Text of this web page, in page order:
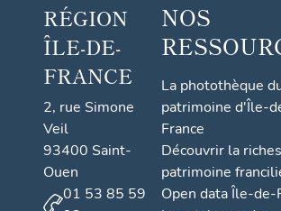
RÉGION
ÎLE-DE-
FRANCE
2, rue Simone
Veil
93400 Saint-
Ouen
01 53 85 59
NOS
La photothèque
patrimoine d'Île-
France
Découvrir la
patrimoine
Open data Île-de-